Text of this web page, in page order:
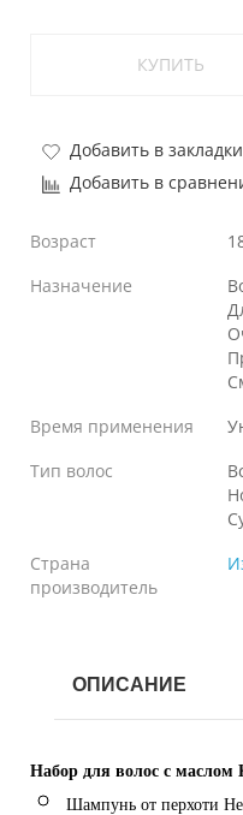
КУПИТЬ
Добавить в закладки
Добавить в
Возраст
Назначение
Время применения
Тип волос
Страна
производитель
ОПИСАНИЕ
Набор для волос с
Шампунь от перхоти